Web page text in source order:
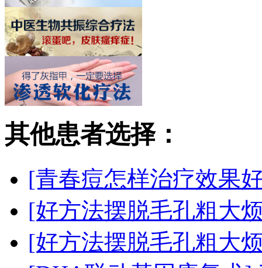
其他患者选择：
[青春痘怎样治疗效果
[好方法摆脱毛孔粗大
[好方法摆脱毛孔粗大